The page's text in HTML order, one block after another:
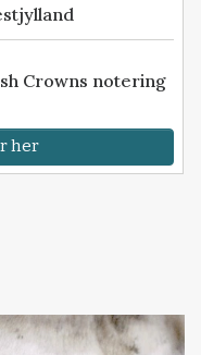
Crowns notering
her